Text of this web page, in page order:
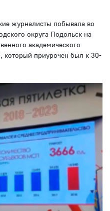
журналисты побывала во
округа Подольск на
академического
который приурочен был к 30-